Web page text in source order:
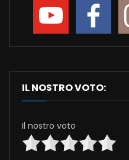
IL NOSTRO VOTO:
Il nostro voto